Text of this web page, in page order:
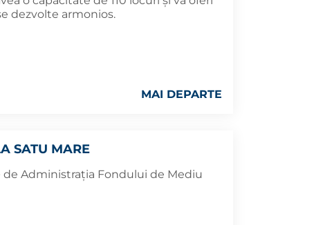
dezvolte armonios.
MAI DEPARTE
SATU MARE
Administrația Fondului de Mediu